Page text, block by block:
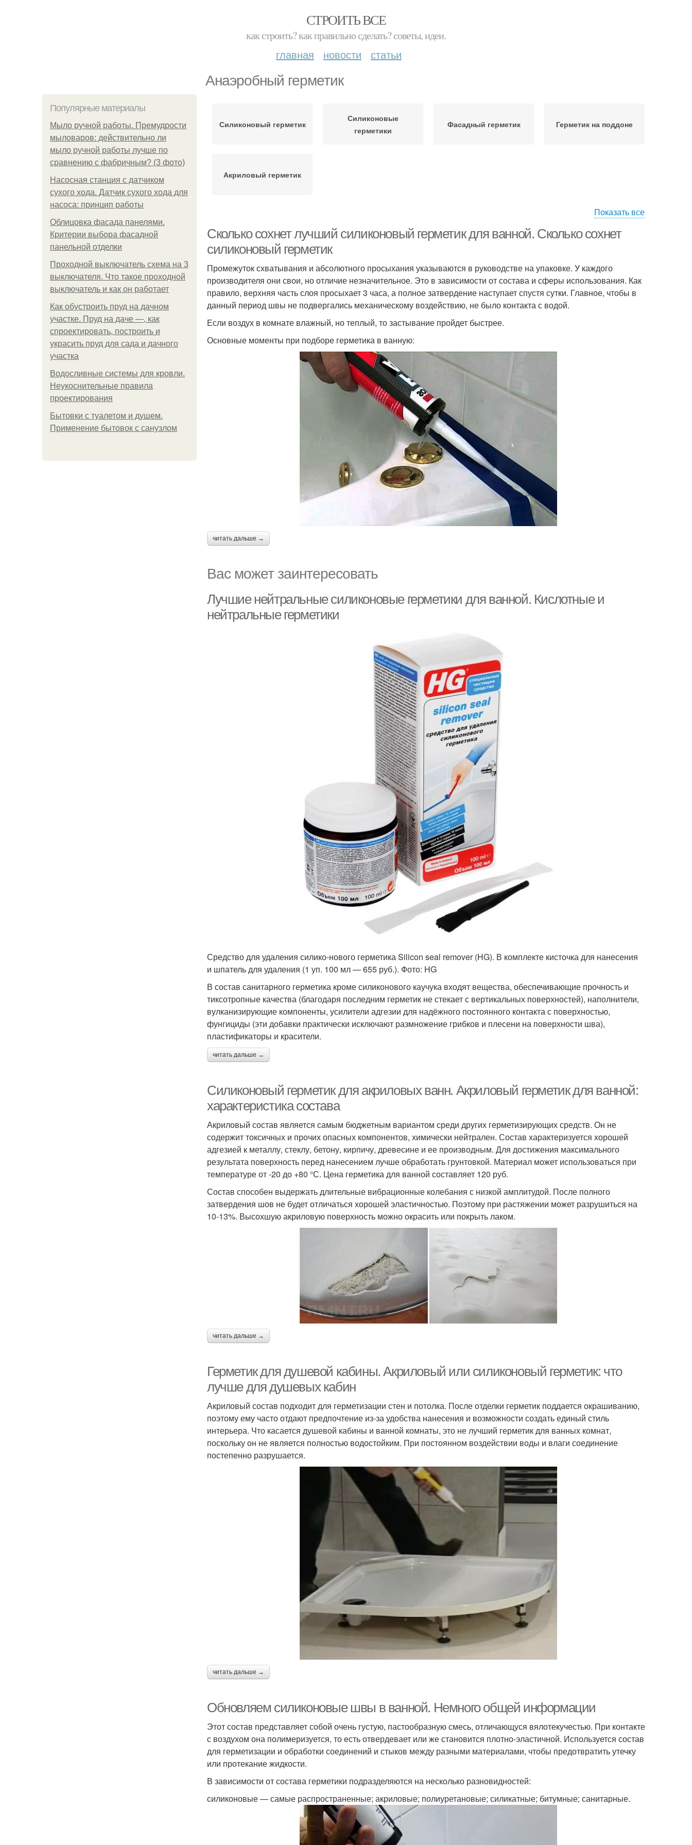
СТРОИТЬ ВСЕ
как строить? как правильно сделать? советы, идеи.
главная новости статьи
Анаэробный герметик
Популярные материалы
Мыло ручной работы. Премудрости
мыловаров: действительно ли
мыло ручной работы лучше по
сравнению с фабричным? (3 фото)
Насосная станция с датчиком
сухого хода. Датчик сухого хода для
насоса: принцип работы
Облицовка фасада панелями.
Критерии выбора фасадной
панельной отделки
Проходной выключатель схема на 3
выключателя. Что такое проходной
выключатель и как он работает
Как обустроить пруд на дачном
участке. Пруд на даче —, как
спроектировать, построить и
украсить пруд для сада и дачного
участка
Водосливные системы для кровли.
Неукоснительные правила
проектирования
Бытовки с туалетом и душем.
Применение бытовок с санузлом
Силиконовый герметик
Силиконовые
герметики
Фасадный герметик Герметик на поддоне
Акриловый герметик
Показать все
Сколько сохнет лучший силиконовый герметик для ванной. Сколько сохнет
силиконовый герметик
Промежуток схватывания и абсолютного просыхания указываются в руководстве на упаковке. У каждого
производителя они свои, но отличие незначительное. Это в зависимости от состава и сферы использования. Как
правило, верхняя часть слоя просыхает 3 часа, а полное затвердение наступает спустя сутки. Главное, чтобы в
данный период швы не подвергались механическому воздействию, не было контакта с водой.
Если воздух в комнате влажный, но теплый, то застывание пройдет быстрее.
Основные моменты при подборе герметика в ванную:
читать дальше →
Вас может заинтересовать
Лучшие нейтральные силиконовые герметики для ванной. Кислотные и
нейтральные герметики
Средство для удаления силико-нового герметика Silicon seal remover (HG). В ком­п­лекте кисточка для нанесения
и шпатель для удаления (1 уп. 100 мл — 655 руб.). Фото: HG
В состав санитарного герметика кроме силиконового каучука входят вещества, обеспечивающие прочность и
тиксотропные качества (благодаря последним герметик не стекает с вертикальных поверхностей), наполнители,
вулканизирующие компоненты, усилители адгезии для надёжного постоянного контакта с поверхностью,
фунгициды (эти добавки практически исключают размножение грибков и плесени на поверхности шва),
пластификаторы и красители.
читать дальше →
Силиконовый герметик для акриловых ванн. Акриловый герметик для ванной:
характеристика состава
Акриловый состав является самым бюджетным вариантом среди других герметизирующих средств. Он не
содержит токсичных и прочих опасных компонентов, химически нейтрален. Состав характеризуется хорошей
адгезией к металлу, стеклу, бетону, кирпичу, древесине и ее производным. Для достижения максимального
результата поверхность перед нанесением лучше обработать грунтовкой. Материал может использоваться при
температуре от -20 до +80 °С. Цена герметика для ванной составляет 120 руб.
Состав способен выдержать длительные вибрационные колебания с низкой амплитудой. После полного
затвердения шов не будет отличаться хорошей эластичностью. Поэтому при растяжении может разрушиться на
10-13%. Высохшую акриловую поверхность можно окрасить или покрыть лаком.
читать дальше →
Герметик для душевой кабины. Акриловый или силиконовый герметик: что
лучше для душевых кабин
Акриловый состав подходит для герметизации стен и потолка. После отделки герметик поддается окрашиванию,
поэтому ему часто отдают предпочтение из-за удобства нанесения и возможности создать единый стиль
интерьера. Что касается душевой кабины и ванной комнаты, это не лучший герметик для ванных комнат,
поскольку он не является полностью водостойким. При постоянном воздействии воды и влаги соединение
постепенно разрушается.
читать дальше →
Обновляем силиконовые швы в ванной. Немного общей информации
Этот состав представляет собой очень густую, пастообразную смесь, отличающуся вялотекучестью. При контакте
с воздухом она полимеризуется, то есть отвердевает или же становится плотно-эластичной. Используется состав
для герметизации и обработки соединений и стыков между разными материалами, чтобы предотвратить утечку
или протекание жидкости.
В зависимости от состава герметики подразделяются на несколько разновидностей:
силиконовые — самые распространенные; акриловые; полиуретановые; силикатные; битумные; санитарные.